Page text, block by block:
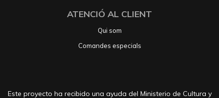
ATENCIÓ AL CLIENT
Qui som
Comandes especials
Este proyecto ha recibido una ayuda del Ministerio de Cultura y